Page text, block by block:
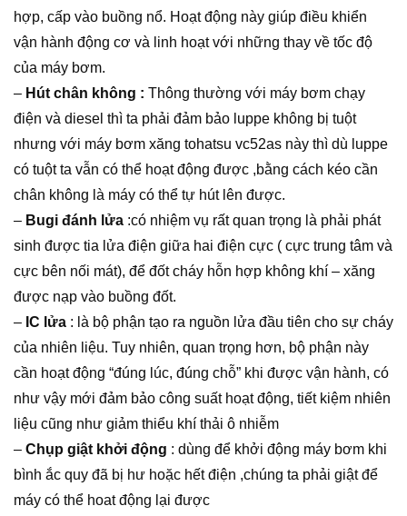
hợp, cấp vào buồng nổ. Hoạt động này giúp điều khiển
vận hành động cơ và linh hoạt với những thay về tốc độ
của máy bơm.
– Hút chân không : Thông thường với máy bơm chạy
điện và diesel thì ta phải đảm bảo luppe không bị tuột
nhưng với máy bơm xăng tohatsu vc52as này thì dù luppe
có tuột ta vẫn có thể hoạt động được ,bằng cách kéo cần
chân không là máy có thể tự hút lên được.
– Bugi đánh lửa :có nhiệm vụ rất quan trọng là phải phát
sinh được tia lửa điện giữa hai điện cực ( cực trung tâm và
cực bên nối mát), để đốt cháy hỗn hợp không khí – xăng
được nạp vào buồng đốt.
– IC lửa : là bộ phận tạo ra nguồn lửa đầu tiên cho sự cháy
của nhiên liệu. Tuy nhiên, quan trọng hơn, bộ phận này
cần hoạt động “đúng lúc, đúng chỗ” khi được vận hành, có
như vậy mới đảm bảo công suất hoạt động, tiết kiệm nhiên
liệu cũng như giảm thiểu khí thải ô nhiễm
– Chụp giật khởi động : dùng để khởi động máy bơm khi
bình ắc quy đã bị hư hoặc hết điện ,chúng ta phải giật để
máy có thể hoat động lại được